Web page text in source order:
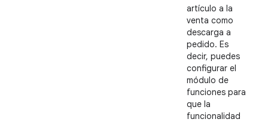
artículo a la
venta como
descarga a
pedido. Es
decir, puedes
configurar el
módulo de
funciones para
que la
funcionalidad